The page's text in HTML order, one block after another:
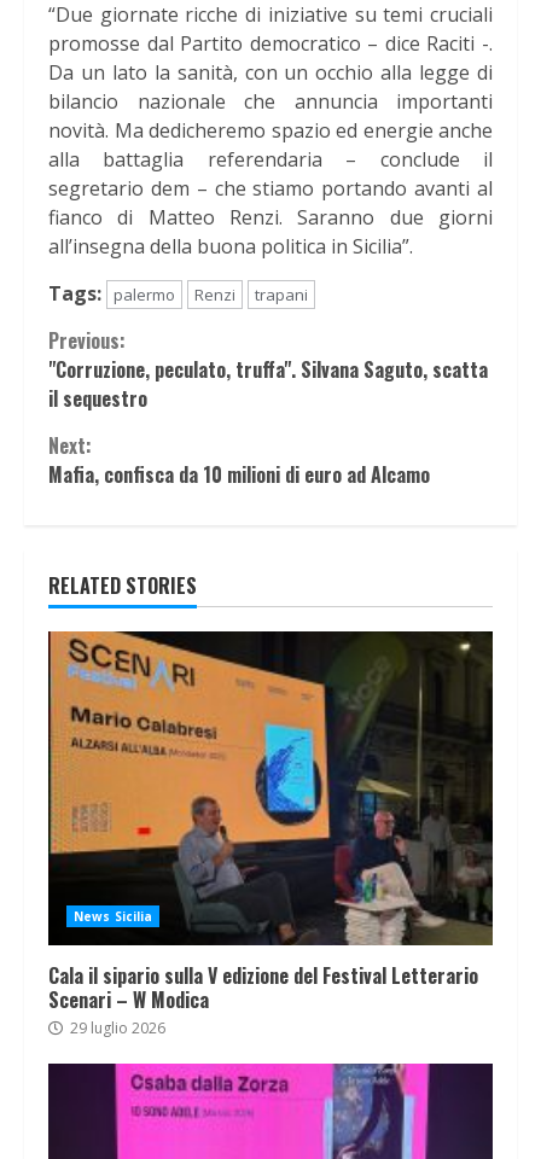
“Due giornate ricche di iniziative su temi cruciali
promosse dal Partito democratico – dice Raciti -.
Da un lato la sanità, con un occhio alla legge di
bilancio nazionale che annuncia importanti
novità. Ma dedicheremo spazio ed energie anche
alla battaglia referendaria – conclude il
segretario dem – che stiamo portando avanti al
fianco di Matteo Renzi. Saranno due giorni
all’insegna della buona politica in Sicilia”.
Tags:
palermo Renzi trapani
Continue
Reading
Previous:
"Corruzione, peculato, truffa". Silvana Saguto, scatta
il sequestro
Next:
Mafia, confisca da 10 milioni di euro ad Alcamo
RELATED STORIES
News Sicilia
Cala il sipario sulla V edizione del Festival Letterario
Scenari – W Modica
29 luglio 2026